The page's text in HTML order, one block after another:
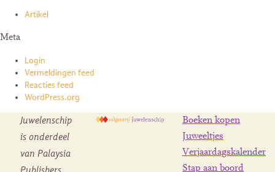
Artikel
Meta
Login
Vermeldingen feed
Reacties feed
WordPress.org
Juwelenschip
is onderdeel
van Palaysia
Boeken kopen
Juweeltjes
Verjaardagskalender
Stap aan boord